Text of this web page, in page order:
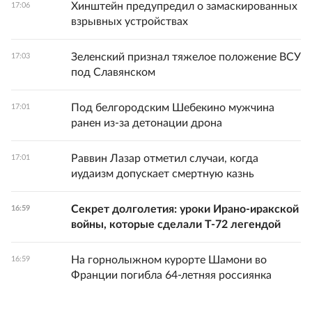
17:06
Хинштейн предупредил о замаскированных
взрывных устройствах
17:03
Зеленский признал тяжелое положение ВСУ
под Славянском
17:01
Под белгородским Шебекино мужчина
ранен из-за детонации дрона
17:01
Раввин Лазар отметил случаи, когда
иудаизм допускает смертную казнь
16:59
Секрет долголетия: уроки Ирано-иракской
войны, которые сделали Т-72 легендой
16:59
На горнолыжном курорте Шамони во
Франции погибла 64-летняя россиянка